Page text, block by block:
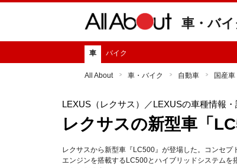
車・バイ
車 バイク
All About 車・バイク 自動車 国産車
LEXUS（レクサス） ／LEXUSの車種情報
レクサスの新型車「
レクサスから新型車『LC500』が登場した。コンセ
エンジンを搭載するLC500とハイブリッドシステム